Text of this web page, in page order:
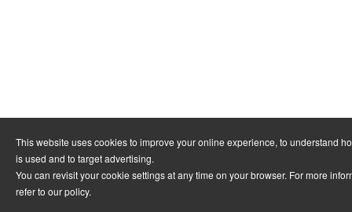
This website uses cookies to improve your online experience, to understand
is used and to target advertising.
You can revisit your cookie settings at any time on your browser. For more
refer to our policy.